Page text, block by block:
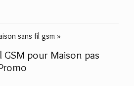
sans fil gsm »
GSM pour Maison pas